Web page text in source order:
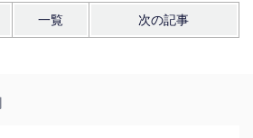
一覧 次の記事